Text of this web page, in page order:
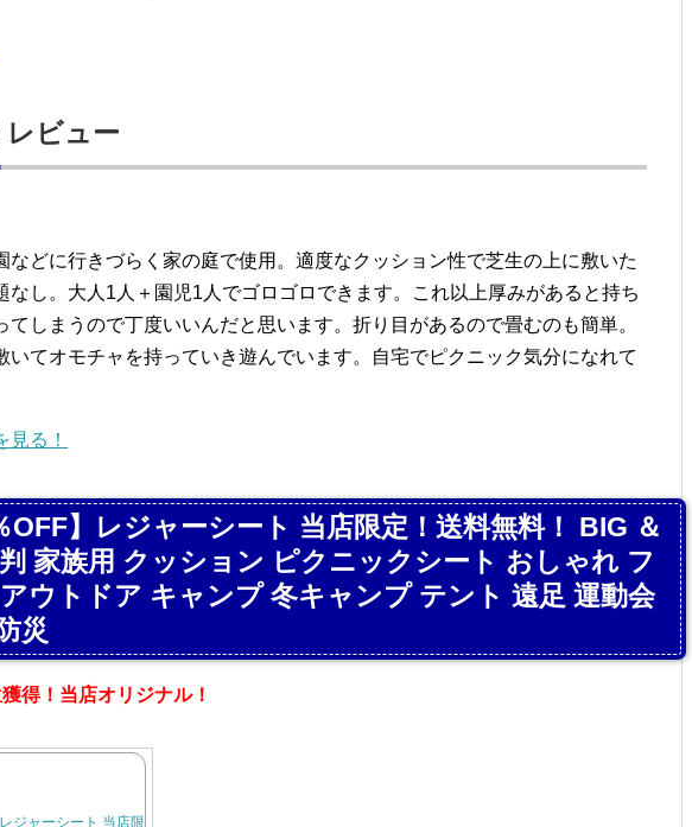
ビュー
などに行きづらく家の庭で使用。適度なクッション性で芝生の上に敷いた
なし。大人1人＋園児1人でゴロゴロできます。これ以上厚みがあると持ち
てしまうので丁度いいんだと思います。折り目があるので畳むのも簡単。
いてオモチャを持っていき遊んでいます。自宅でピクニック気分になれて
る！
OFF】レジャーシート 当店限定！送料無料！ BIG ＆
家族用 クッション ピクニックシート おしゃれ フ
ウトドア キャンプ 冬キャンプ テント 遠足 運動会
災
得！当店オリジナル！
レジャーシート 当店限定！送料無料！ BIG ＆ 厚手 大きい 大判 家族用 クッション ピクニックシート おし